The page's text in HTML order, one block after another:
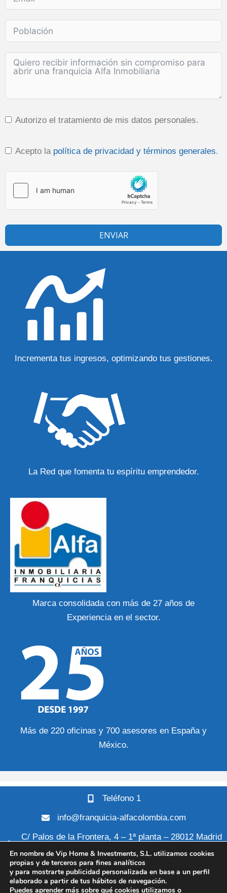
Incrementa tus ingresos, optimizando tus gestiones.
La Red que fomenta tu espíritu emprendedor.
Marca consolidada con más de 27 años de
Experiencia en el sector.
Más de 220 oficinas y 700 asesores en España y
México.
Autorizo el tratamiento de mis datos personales.
Acepto la política de privacidad y términos generales.
ENVIAR
Teléfono 1
info@franquicia-alfacolombia.com
C/ Palos de la Frontera, 4 – 1ª planta – 28012 Madrid
– España
COPYRIGHT © 2026 FRANQUICIAS ALFA COLOMBIA
Aviso legal
En nombre de Vip Home & Investments, S.L. utilizamos cookies
propias y de terceros para fines analíticos
y para mostrarte publicidad personalizada en base a un perfil
elaborado a partir de tus hábitos de navegación.
Puedes aprender más sobre qué cookies utilizamos o